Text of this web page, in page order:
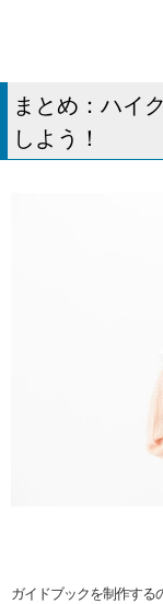
まとめ：ハイ
しよう！
ガイドブックを制作する